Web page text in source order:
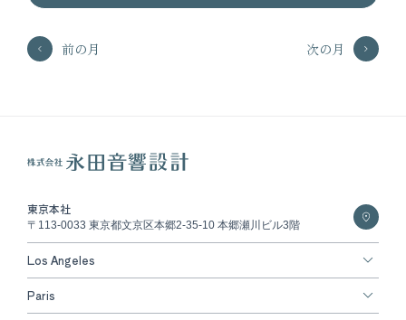
前の月 次の月
東京本社
〒113-0033 東京都文京区本郷2-35-10 本郷瀬川ビル3階
Los Angeles
Paris